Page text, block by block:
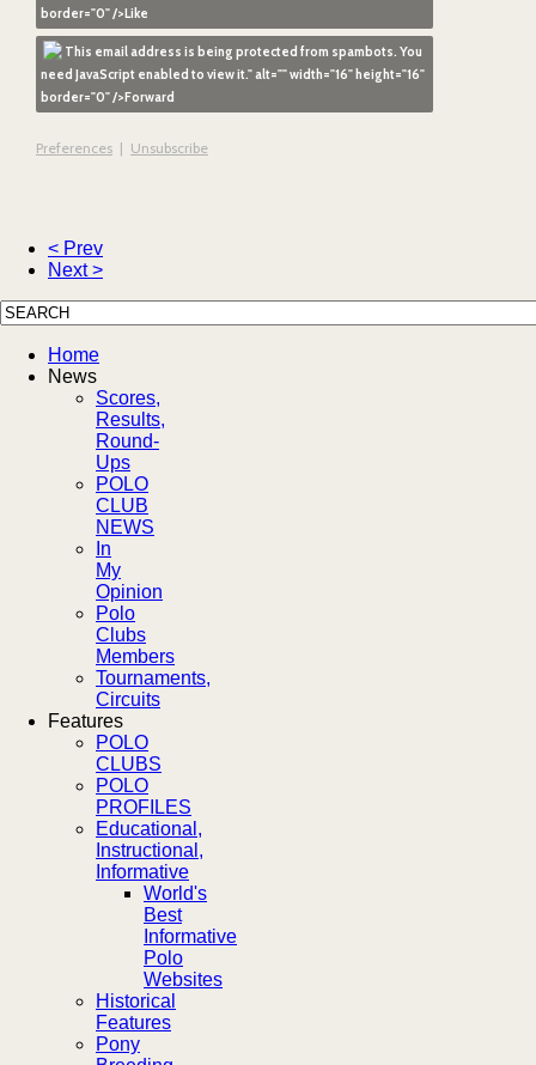
border="0" />Like
This email address is being protected from spambots. You
need JavaScript enabled to view it." alt="" width="16" height="16"
border="0" />Forward
Preferences | Unsubscribe
< Prev
Next >
Home
News
Scores,
Results,
Round-
Ups
POLO
CLUB
NEWS
In
My
Opinion
Polo
Clubs
Members
Tournaments,
Circuits
Features
POLO
CLUBS
POLO
PROFILES
Educational,
Instructional,
Informative
World's
Best
Informative
Polo
Websites
Historical
Features
Pony